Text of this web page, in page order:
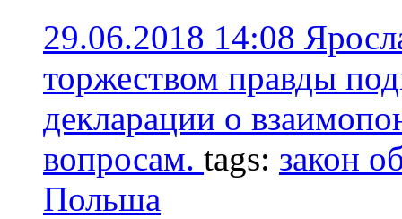
29.06.2018 14:08
торжеством правды
декларации о
вопросам. tags: закон
Польша